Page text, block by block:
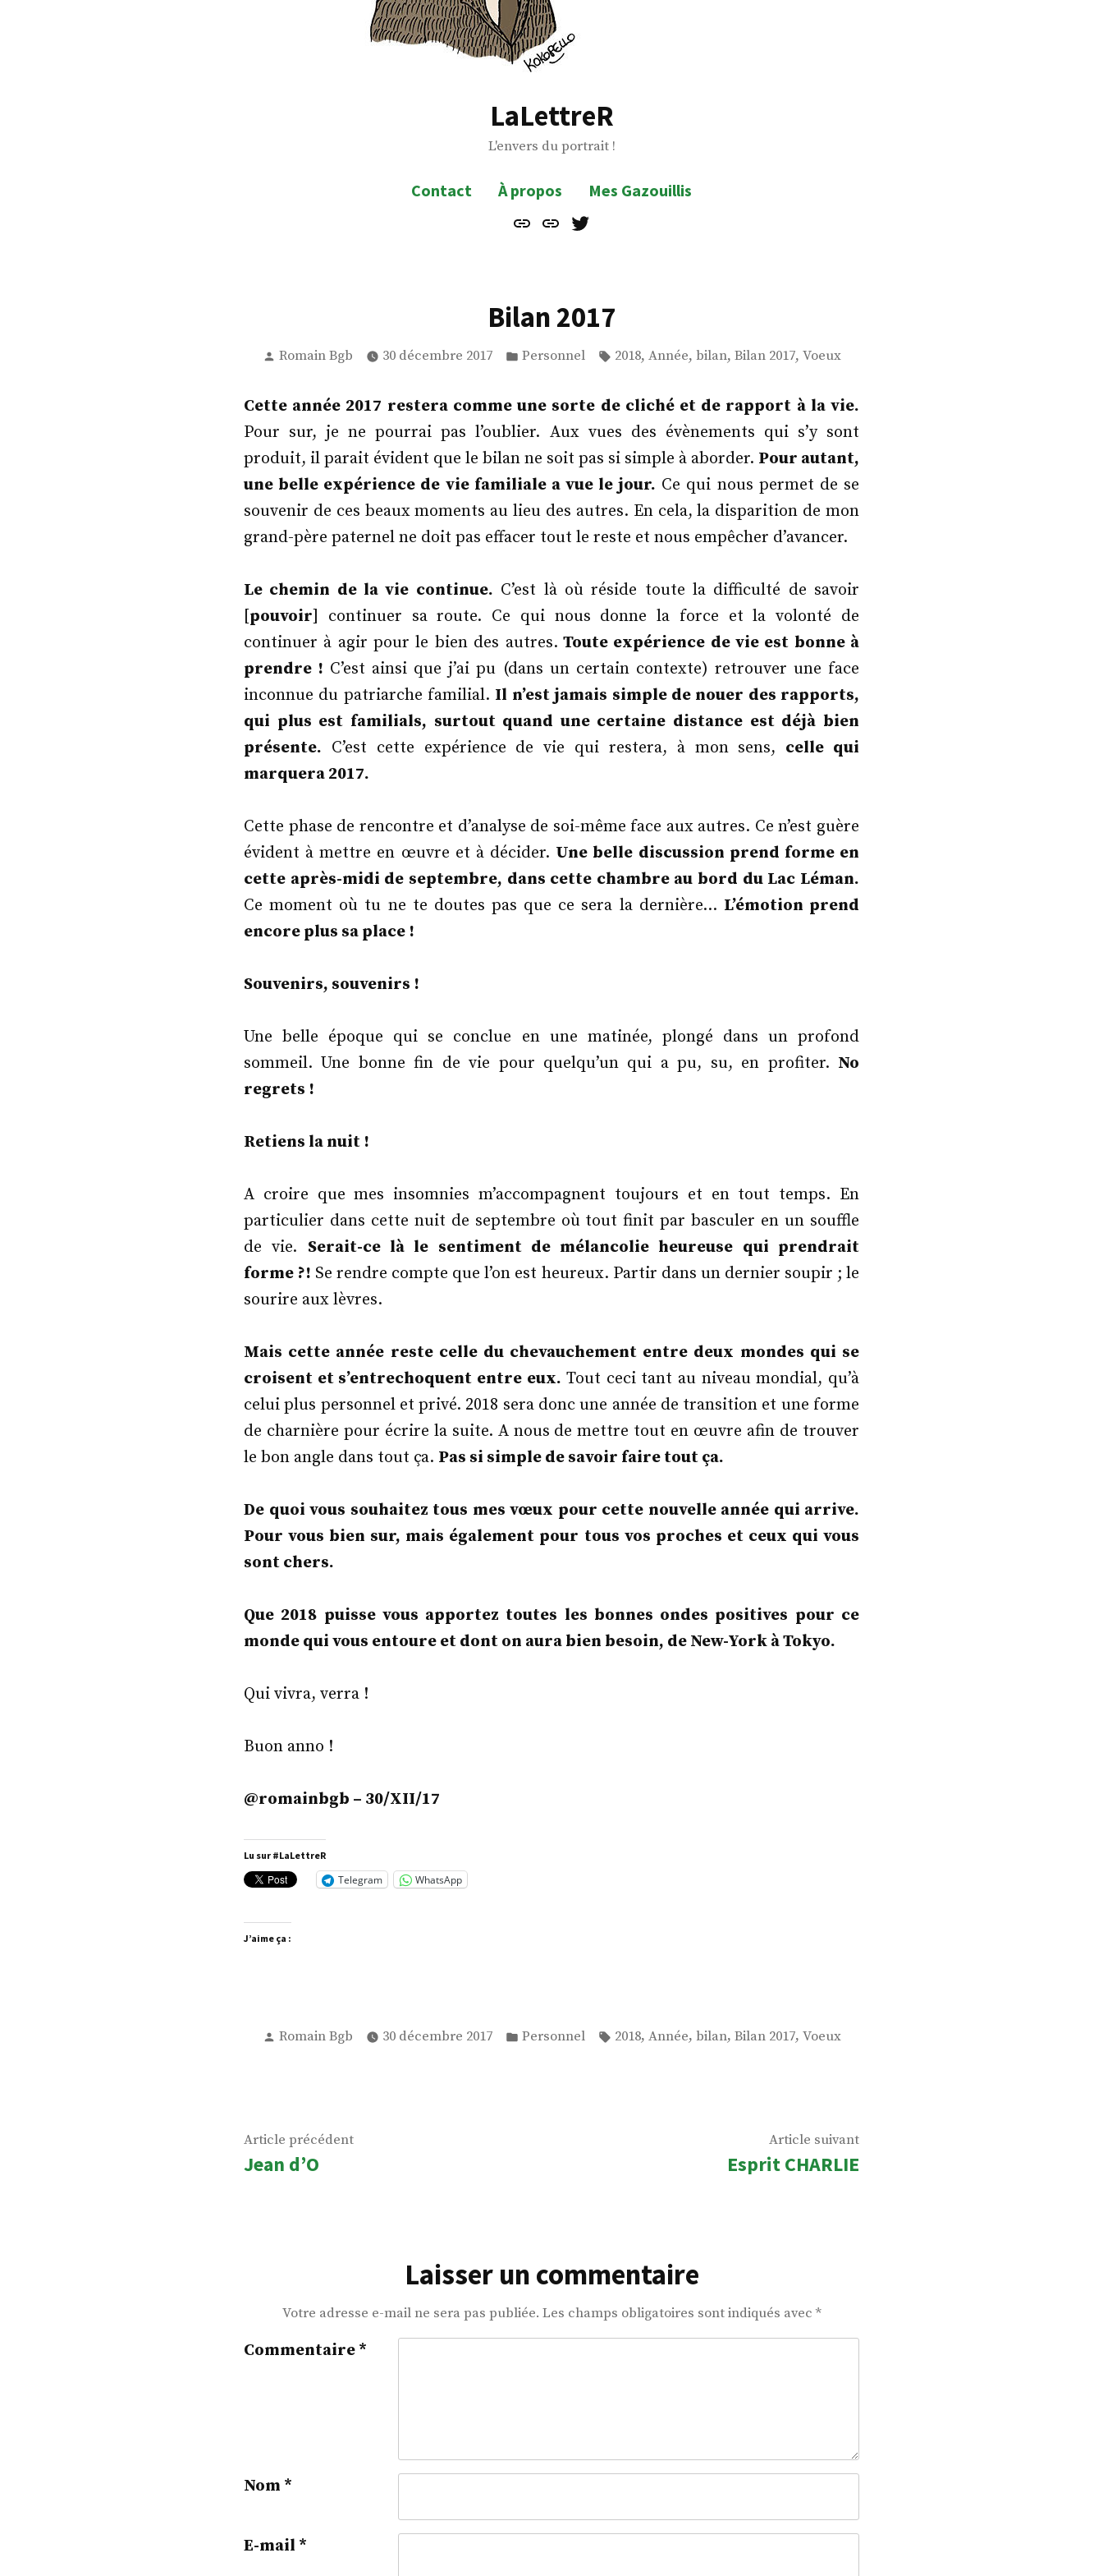
LaLettreR
L'envers du portrait !
Contact À propos
Mes Gazouillis
Contact
À
Mes
Bilan 2017
Publié
Romain Bgb 30 décembre 2017
Publié
Personnel Étiquettes :
2018, Année, bilan, Bilan 2017, Voeux
Cette année 2017 restera comme une sorte de cliché et de rapport à la vie.
Pour sur, je ne pourrai pas l’oublier. Aux vues des évènements qui s’y sont
produit, il parait évident que le bilan ne soit pas si simple à aborder. Pour autant,
une belle expérience de vie familiale a vue le jour. Ce qui nous permet de se
souvenir de ces beaux moments au lieu des autres. En cela, la disparition de mon
grand-père paternel ne doit pas effacer tout le reste et nous empêcher d’avancer.
Le chemin de la vie continue. C’est là où réside toute la difficulté de savoir
pouvoir ] continuer sa route. Ce qui nous donne la force et la volonté de
continuer à agir pour le bien des autres. Toute expérience de vie est bonne à
prendre ! C’est ainsi que j’ai pu (dans un certain contexte) retrouver une face
inconnue du patriarche familial. Il n’est jamais simple de nouer des rapports,
qui plus est familials, surtout quand une certaine distance est déjà bien
présente. C’est cette expérience de vie qui restera, à mon sens, celle qui
marquera 2017.
Cette phase de rencontre et d’analyse de soi-même face aux autres. Ce n’est guère
évident à mettre en œuvre et à décider. Une belle discussion prend forme en
cette après-midi de septembre, dans cette chambre au bord du Lac Léman.
Ce moment où tu ne te doutes pas que ce sera la dernière… L’émotion prend
encore plus sa place !
Souvenirs, souvenirs !
Une belle époque qui se conclue en une matinée, plongé dans un profond
sommeil. Une bonne fin de vie pour quelqu’un qui a pu, su, en profiter. No
regrets !
Retiens la nuit !
A croire que mes insomnies m’accompagnent toujours et en tout temps. En
particulier dans cette nuit de septembre où tout finit par basculer en un souffle
de vie. Serait-ce là le sentiment de mélancolie heureuse qui prendrait
forme ?! Se rendre compte que l’on est heureux. Partir dans un dernier soupir ; le
sourire aux lèvres.
Mais cette année reste celle du chevauchement entre deux mondes qui se
croisent et s’entrechoquent entre eux. Tout ceci tant au niveau mondial, qu’à
celui plus personnel et privé. 2018 sera donc une année de transition et une forme
de charnière pour écrire la suite. A nous de mettre tout en œuvre afin de trouver
le bon angle dans tout ça. Pas si simple de savoir faire tout ça.
De quoi vous souhaitez tous mes vœux pour cette nouvelle année qui arrive.
Pour vous bien sur, mais également pour tous vos proches et ceux qui vous
sont chers.
Que 2018 puisse vous apportez toutes les bonnes ondes positives pour ce
monde qui vous entoure et dont on aura bien besoin, de New-York à Tokyo.
Qui vivra, verra !
Buon anno !
@romainbgb – 30/XII/17
Lu sur #LaLettreR
Telegram WhatsApp
J’aime ça :
Publié
Romain Bgb 30 décembre 2017
Publié
Personnel Étiquettes :
2018, Année, bilan, Bilan 2017, Voeux
Navigation
de
Article précédentArticle
Jean d’O
Article suivantArticle
Esprit CHARLIE
Laisser un commentaire
Votre adresse e-mail ne sera pas publiée. Les champs obligatoires sont indiqués avec *
Commentaire *
Nom *
E-mail *